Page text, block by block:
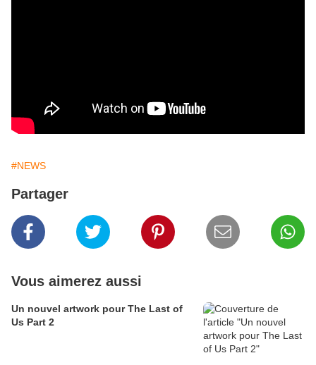
#NEWS
Partager
Vous aimerez aussi
Un nouvel artwork pour The Last of
Us Part 2